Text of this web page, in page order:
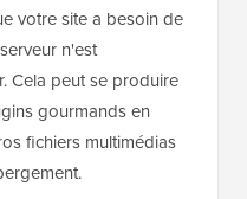
votre site a besoin de
n'est
Cela peut se produire
gourmands en
fichiers multimédias